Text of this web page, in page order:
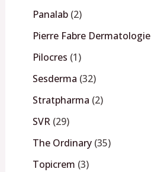
Panalab 2
Pierre Fabre Dermatologie
Pilocres 1
Sesderma 32
Stratpharma 2
SVR 29
The Ordinary 35
Topicrem 3